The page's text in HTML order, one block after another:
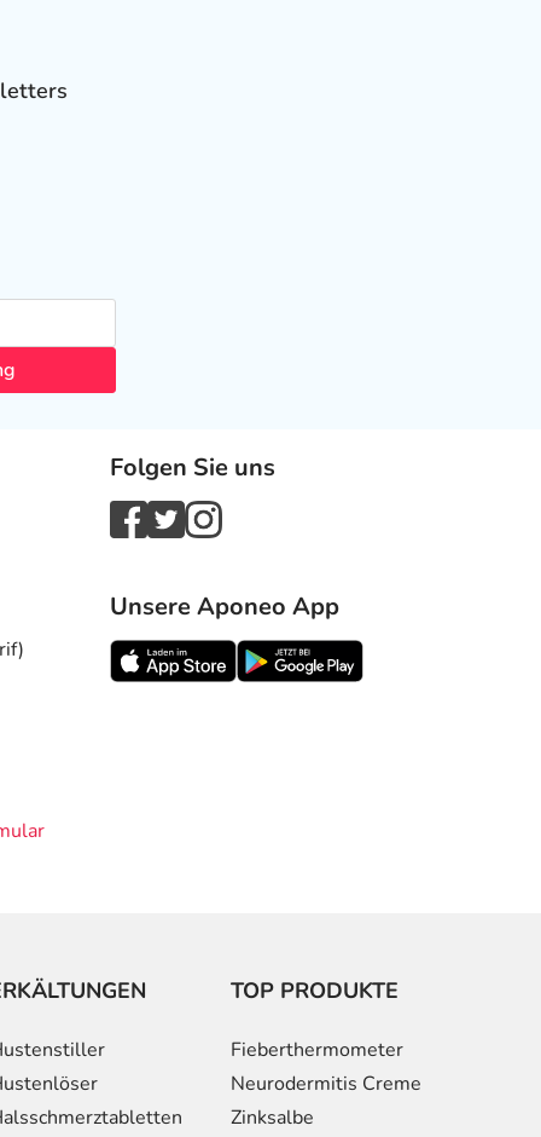
Folgen Sie uns
Unsere Aponeo App
TOP PRODUKTE
Fieberthermometer
Neurodermitis Creme
Zinksalbe